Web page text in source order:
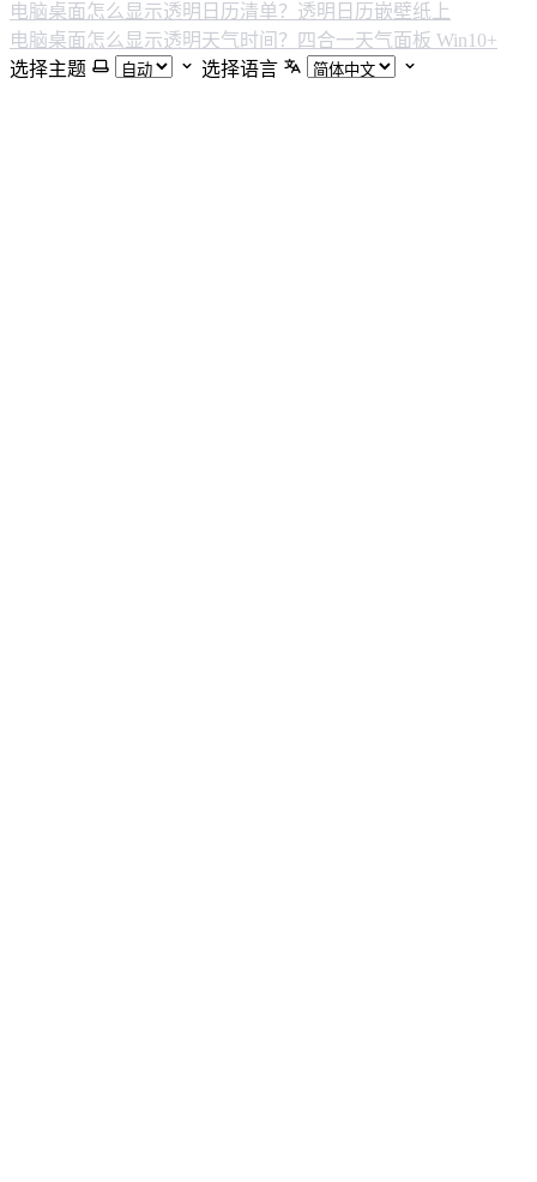
电脑桌面怎么显示透明日历清单？透明日历嵌壁纸上
电脑桌面怎么显示透明天气时间？四合一天气面板 Win10+
选择主题
选择语言